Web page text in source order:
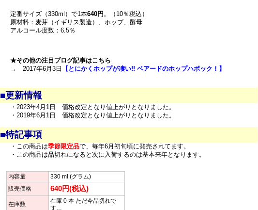
定番サイズ（330ml）で1本640円 。（10％税込）
原材料：麦芽（イギリス製造）、ホップ、酵母
アルコール度数：6.5％
★その他の注目ブログ記事はこちら
→ 2017年6月3日
【とにかくホップが凄い!! ベアードのホップハボック！】
■更新情報
・2023年4月1日 価格改定となり値上がりとなりました。
・2019年6月1日 価格改定となり値上がりとなりました。
■特記事項
・この商品は季節限定品で、毎年6月初旬頃に発売されてます。
・この商品は品切れになると次に入荷するのは基本来年となります。
内容量 330 ml (グラム)
販売価格 640円(税込)
在庫数
在庫 0 本 ただ今品切れで
す…